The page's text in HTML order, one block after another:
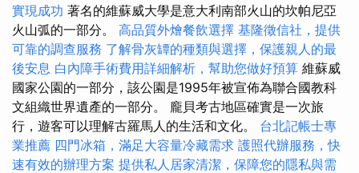
實現成功 著名的維蘇威大學是意大利南部火山的坎帕尼亞
火山弧的一部分。 高品質外燴餐飲選擇 基隆徵信社，提供
可靠的調查服務 了解骨灰罈的種類與選擇，保護親人的最
後安息 白內障手術費用詳細解析，幫助您做好預算 維蘇威
國家公園的一部分，該公園是1995年被宣佈為聯合國教科
文組織世界遺產的一部分。 龐貝考古地區確實是一次旅
行，遊客可以理解古羅馬人的生活和文化。 台北記帳士專
業推薦 四門冰箱，滿足大容量冷藏需求 護照代辦服務，快
速有效的辦理方案 提供私人居家清潔，保障您的隱私與需